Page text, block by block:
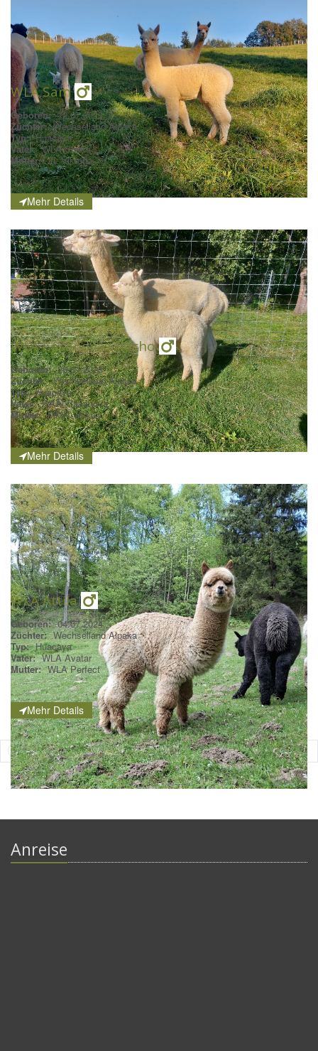
WLA Sam
Geboren: 12.07.2023
Züchter: Wechselland Alpaka
Typ: Huacaya
Vater: WLA Shaka
Mutter: ZL Viktoria
Mehr Details
WLA Casanovas Nacho
Geboren: 25.07.2023
Züchter: Wechselland Alpaka
Typ: Huacaya
Vater: GAAl Casanova
Mutter: MMR Venola
Mehr Details
WLA Attila
Geboren: 04.07.2024
Züchter: Wechselland Alpaka
Typ: Huacaya
Vater: WLA Avatar
Mutter: WLA Perfect
Mehr Details
1 Tiere1bis7von7
Anreise